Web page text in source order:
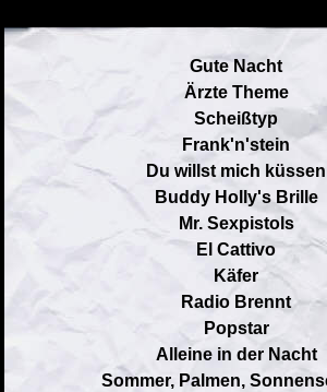
Gute Nacht
Ärzte Theme
Scheißtyp
Frank'n'stein
Du willst mich küssen
Buddy Holly's Brille
Mr. Sexpistols
El Cattivo
Käfer
Radio Brennt
Popstar
Alleine in der Nacht
Sommer, Palmen,